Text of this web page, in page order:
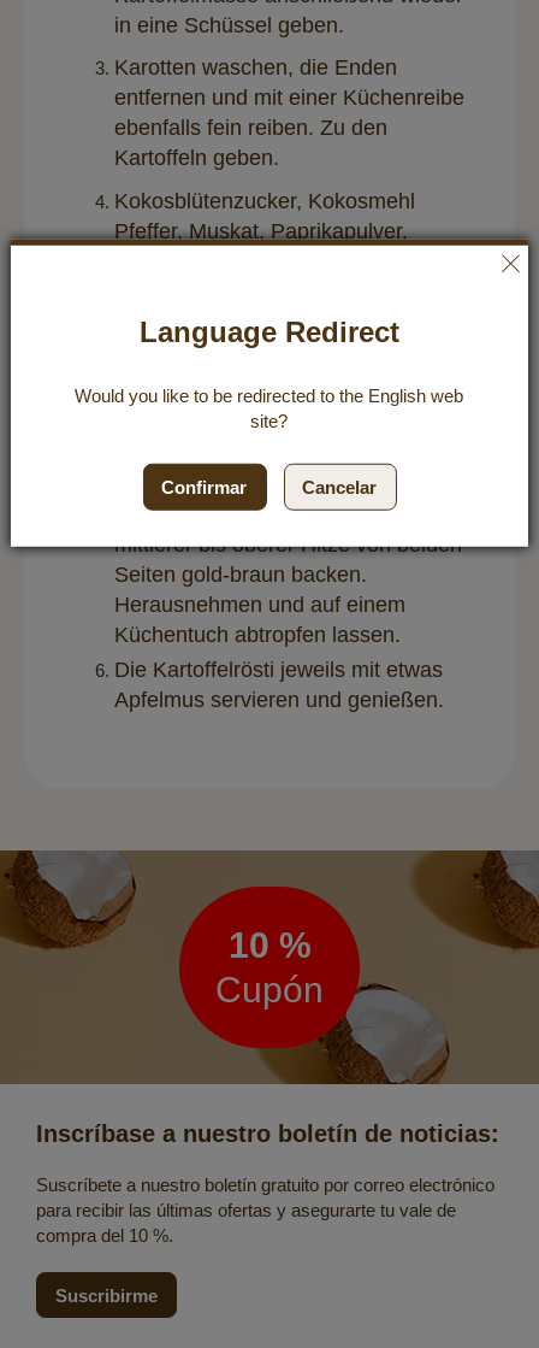
in eine Schüssel geben.
Karotten waschen, die Enden
entfernen und mit einer Küchenreibe
ebenfalls fein reiben. Zu den
Kartoffeln geben.
Kokosblütenzucker, Kokosmehl
Pfeffer, Muskat, Paprikapulver,
und für ca. 5 Minuten ziehen lassen.
Kokosöl neutral sowie Kokosöl in
Die Kartoffelmasse in 8-10 Teile
rollen und anschließend flach
drücken. Im heißen Kokosfett bei
mittlerer bis oberer Hitze von beiden
Seiten gold-braun backen.
Herausnehmen und auf einem
Küchentuch abtropfen lassen.
Die Kartoffelrösti jeweils mit etwas
Apfelmus servieren und genießen.
Boletín
de
noticias
10 %
Cupón
Inscríbase a nuestro boletín de noticias:
Suscríbete a nuestro boletín gratuito por correo electrónico
para recibir las últimas ofertas y asegurarte tu vale de
compra del 10 %.
Suscribirme
Language Redirect
Would you like to be redirected to the English web
site?
Confirmar Cancelar